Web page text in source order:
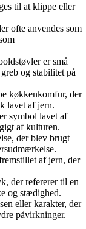
til at klippe eller
ofte anvendes som
er små
og stabilitet på
køkkenkomfur, der
lavet af jern.
symbol lavet af
af kulturen.
der blev brugt
af jern, der
der refererer til en
og stædighed.
eller karakter, der
påvirkninger.